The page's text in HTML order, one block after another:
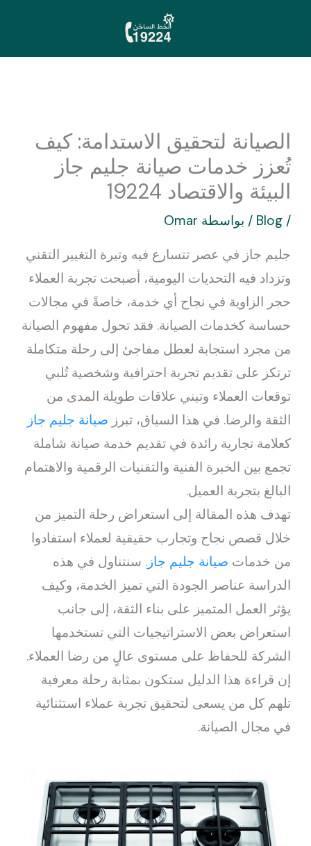
المحتوى
الصيانة لتحقيق الاستدامة: كيف
تُعزز خدمات صيانة جليم جاز
البيئة والاقتصاد 19224
/
Blog / بواسطة Omar
جليم جاز في عصر تتسارع فيه وتيرة التغيير التقني
وتزداد فيه التحديات اليومية، أصبحت تجربة العملاء
حجر الزاوية في نجاح أي خدمة، خاصةً في مجالات
حساسة كخدمات الصيانة. فقد تحول مفهوم الصيانة
من مجرد استجابة لعطل مفاجئ إلى رحلة متكاملة
ترتكز على تقديم تجربة احترافية وشخصية تُلبي
توقعات العملاء وتبني علاقات طويلة المدى من
الثقة والرضا. في هذا السياق، تبرز صيانة جليم جاز
كعلامة تجارية رائدة في تقديم خدمة صيانة شاملة
تجمع بين الخبرة الفنية والتقنيات الرقمية والاهتمام
البالغ بتجربة العميل.
تهدف هذه المقالة إلى استعراض رحلة التميز من
خلال قصص نجاح وتجارب حقيقية لعملاء استفادوا
من خدمات صيانة جليم جاز. سنتناول في هذه
الدراسة عناصر الجودة التي تميز الخدمة، وكيف
يؤثر العمل المتميز على بناء الثقة، إلى جانب
استعراض بعض الاستراتيجيات التي تستخدمها
الشركة للحفاظ على مستوى عالٍ من رضا العملاء.
إن قراءة هذا الدليل ستكون بمثابة رحلة معرفية
تلهم كل من يسعى لتحقيق تجربة عملاء استثنائية
في مجال الصيانة.